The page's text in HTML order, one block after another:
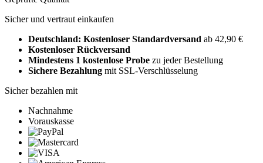
Sicher und vertraut einkaufen
Deutschland: Kostenloser Standardversand ab 42,90 €
Kostenloser Rückversand
Mindestens 1 kostenlose Probe zu jeder Bestellung
Sichere Bezahlung mit SSL-Verschlüsselung
Sicher bezahlen mit
Nachnahme
Vorauskasse